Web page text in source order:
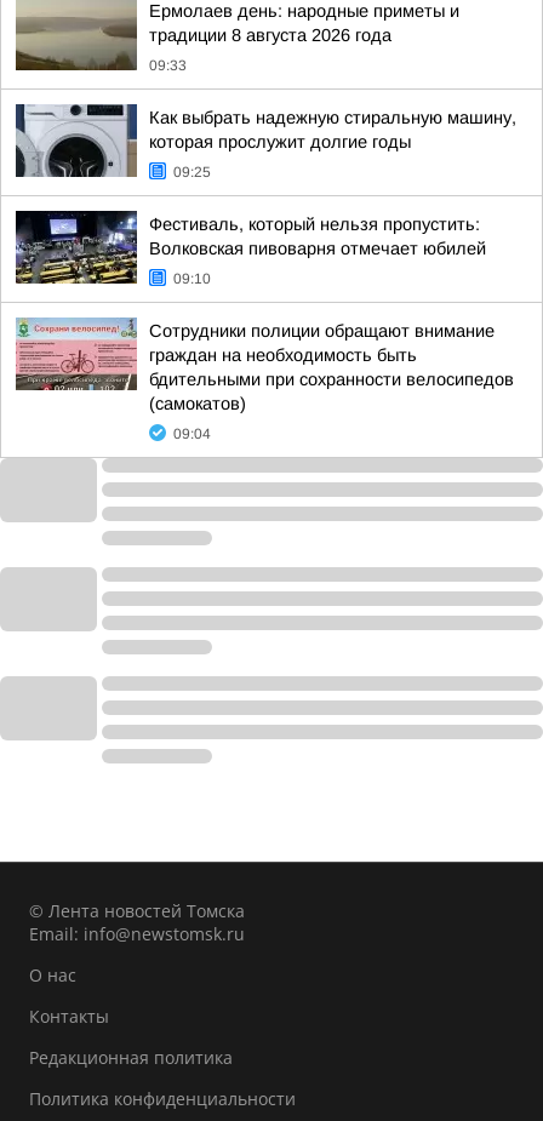
Ермолаев день: народные приметы и
традиции 8 августа 2026 года
09:33
Как выбрать надежную стиральную машину,
которая прослужит долгие годы
09:25
Фестиваль, который нельзя пропустить:
Волковская пивоварня отмечает юбилей
09:10
Сотрудники полиции обращают внимание
граждан на необходимость быть
бдительными при сохранности велосипедов
(самокатов)
09:04
© Лента новостей Томска
Email: info@newstomsk.ru
О нас
Контакты
Редакционная политика
Политика конфиденциальности